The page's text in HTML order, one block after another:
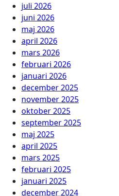
juli 2026
juni 2026
maj 2026
april 2026
mars 2026
februari 2026
januari 2026
december 2025
november 2025
oktober 2025
september 2025
maj 2025
april 2025
mars 2025
februari 2025
januari 2025
december 2024